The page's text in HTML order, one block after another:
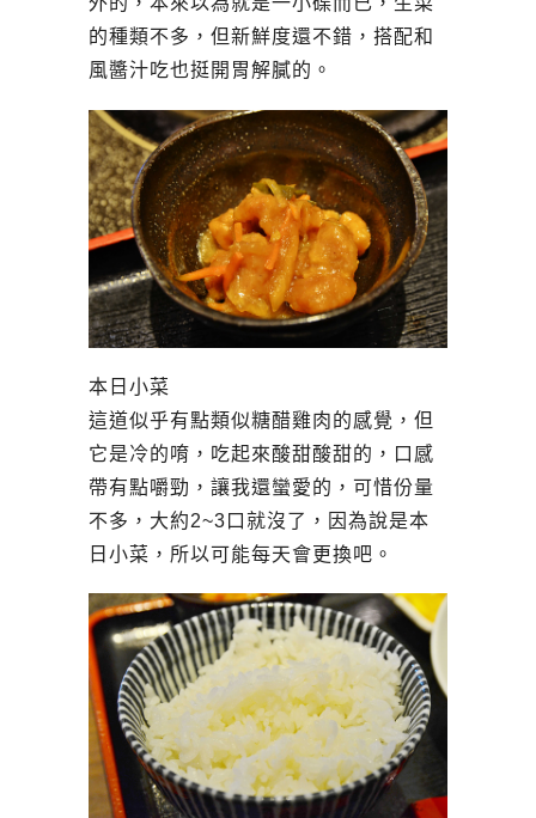
的種類不多，但新鮮度還不錯，搭配和
風醬汁吃也挺開胃解膩的。
本日小菜
這道似乎有點類似糖醋雞肉的感覺，但
它是冷的唷，吃起來酸甜酸甜的，口感
帶有點嚼勁，讓我還蠻愛的，可惜份量
不多，大約2~3口就沒了，因為說是本
日小菜，所以可能每天會更換吧。